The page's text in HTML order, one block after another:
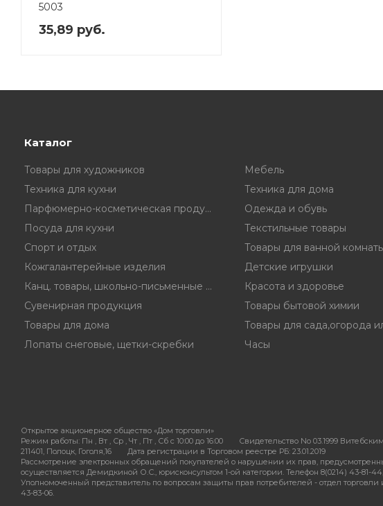
5003
35,89 руб.
Каталог
Товары для художников
Мебель
Техника для кухни
Техника для дома
Парфюмерно-косметическая продукция
Одежда и обувь
Посуда для кухни
Текстильные товары
Спорт и отдых
Товары для ванной
Кожгалантерейные изделия
Детские игрушки
Канц. товары, школьно-письменные принадл.
Красота и здоровье
Сувенирная продукция
Товары бытовой химии
Товары для дома
Товары для сада,огорода
Лопаты снеговые, щетки-скребки
Часы
Открытое акционерное общество «Дом торговли»
Режим работы: Пн , Вт , Ср , Чт , Пт , Сб c 10:00 до 16:00 Свидетельство No 03.1999
211401, Полоцк, Гоголя,16
Дата регистрации в Торговом реестре РБ: 23.01.2019
Рассмотрение электронных обращений покупателей о нарушении их прав,
осуществляется Демидкиной О.С., юрисконсультом 1-ой категории. Телефон 8(0214) 43-81-
Уполномоченный представитель по вопросам защиты прав потребителей - отдел торговли
43-83-06.